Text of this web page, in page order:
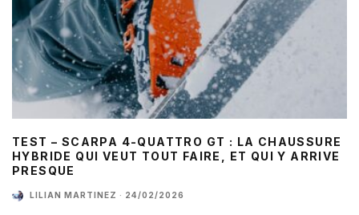
TEST – SCARPA 4-QUATTRO GT : LA CHAUSSURE
HYBRIDE QUI VEUT TOUT FAIRE, ET QUI Y ARRIVE
PRESQUE
LILIAN MARTINEZ · 24/02/2026